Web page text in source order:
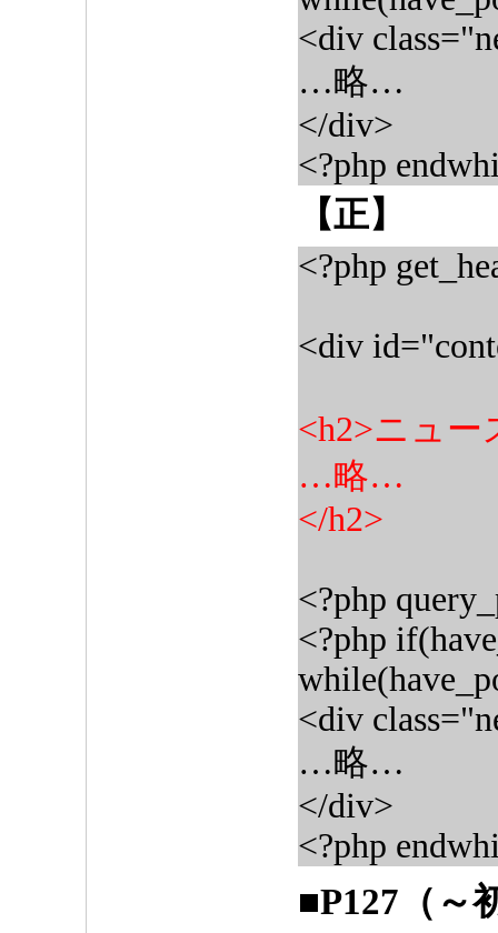
<div
…略…
</div>
<?php
【正】
<?php
<div
<h2>ニュー
…略…
</h2>
<?php
<?php
<div
…略…
</div>
<?php
■P127（～